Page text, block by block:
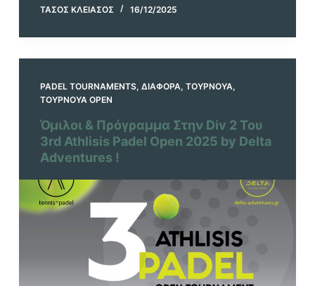
ΤΆΣΟΣ ΚΛΕΙΆΣΟΣ 16/12/2025
PADEL TOURNAMENTS, ΔΙΆΦΟΡΑ, ΤΟΥΡΝΟΥΆ,
ΤΟΥΡΝΟΥΆ OPEN
Όμιλοι & Πρόγραμμα Στην Div 2 Του
3rd Athlisis Padel Open 2025 by Delta
Adventures !